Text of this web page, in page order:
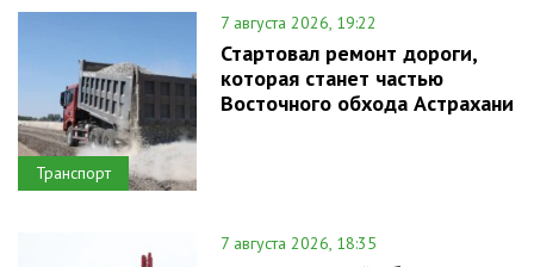
Транспорт
7 августа 2026, 19:22
Стартовал ремонт дороги,
которая станет частью
Восточного обхода Астрахани
7 августа 2026, 18:35